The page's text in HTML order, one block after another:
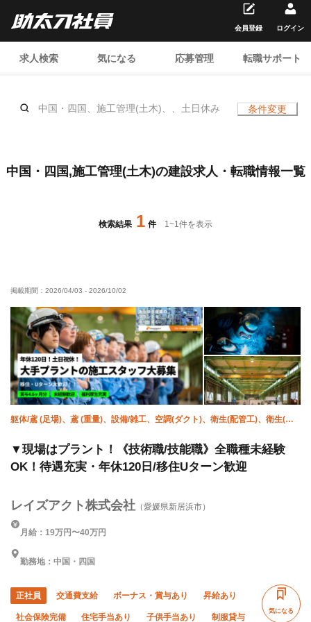
求人検索 気になる 応募管理 転職サポート
会員登録 ログイン
中国・四国、施工管理(土木)、、土日休み 条件変更
中国・四国,施工管理(土木)の建設求人・転職情報一覧
検索結果 1 件 1~1件を表示
掲載期間： 2026/04/03 - 2026/10/02
躯体/鳶 (足場)、鳶 (重量)、設備/雑工、空調(ダクト)、衛生(配管工)、衛生(水
▼現場はプラント！《技術職/技能職》全職種未経験
OK！待遇充実・年休120日/移住Uターン歓迎
レイズアクト株式会社 （愛媛県新居浜市）
月給：19万円〜40万円
勤務地：中国・四国
正社員 交通費支給 ボーナス・賞与あり 昇給あり
社会保険完備 住宅手当あり 子供手当あり 制服貸与
気になる